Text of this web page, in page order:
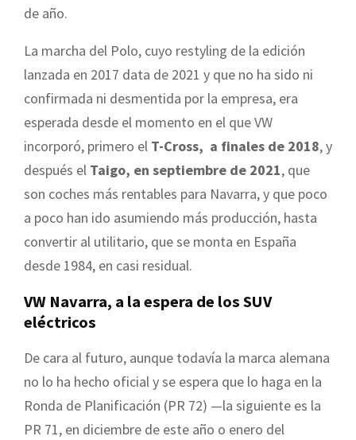
de año.
La marcha del Polo, cuyo restyling de la edición
lanzada en 2017 data de 2021 y que no ha sido ni
confirmada ni desmentida por la empresa, era
esperada desde el momento en el que VW
incorporó, primero el T-Cross, a finales de 2018, y
después el Taigo, en septiembre de 2021, que
son coches más rentables para Navarra, y que poco
a poco han ido asumiendo más producción, hasta
convertir al utilitario, que se monta en España
desde 1984, en casi residual.
VW Navarra, a la espera de los SUV
eléctricos
De cara al futuro, aunque todavía la marca alemana
no lo ha hecho oficial y se espera que lo haga en la
Ronda de Planificación (PR 72) —la siguiente es la
PR 71, en diciembre de este año o enero del